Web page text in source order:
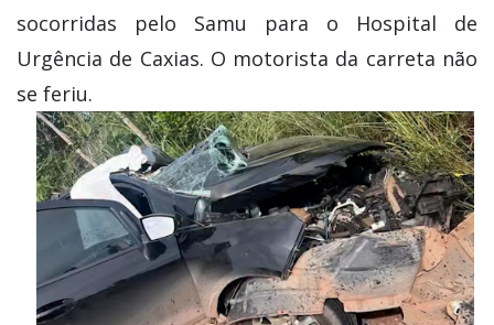
socorridas pelo Samu para o Hospital de
Urgência de Caxias. O motorista da carreta não
se feriu.